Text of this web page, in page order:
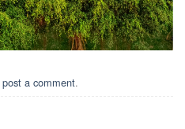
post a comment.